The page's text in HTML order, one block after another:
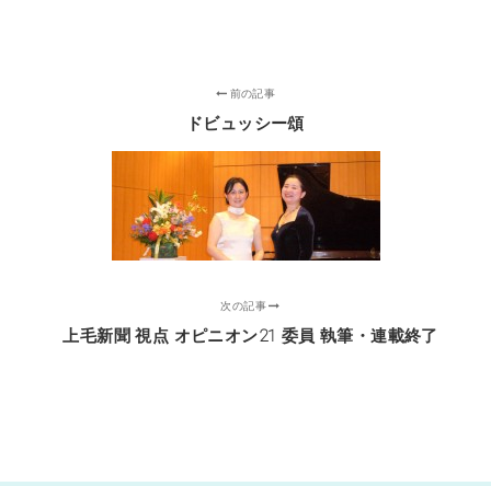
前の記事
ドビュッシー頌
次の記事
上毛新聞 視点 オピニオン21 委員 執筆・連載終了